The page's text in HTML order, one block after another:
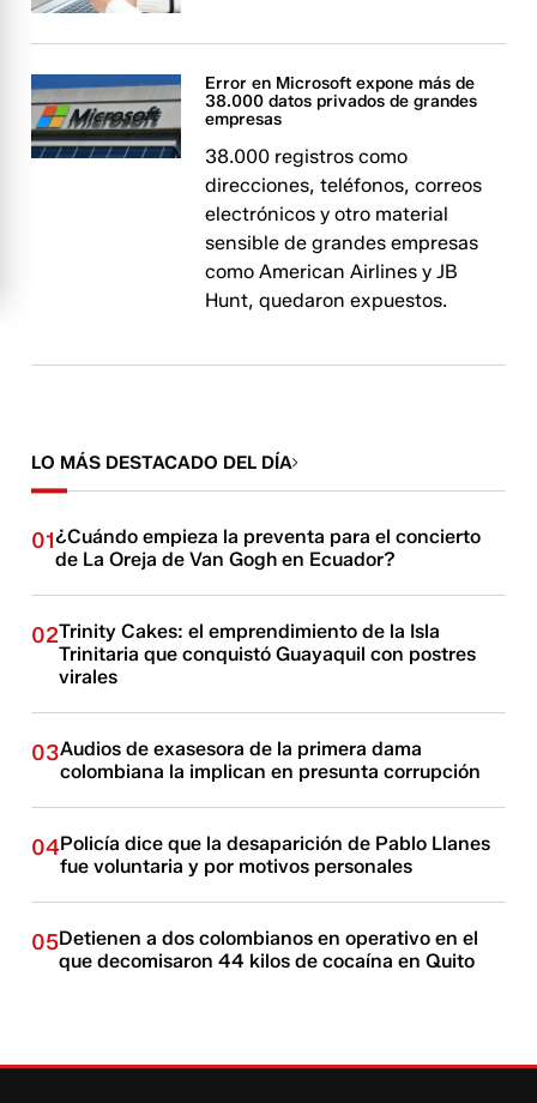
Error en Microsoft expone más de
38.000 datos privados de grandes
empresas
38.000 registros como
direcciones, teléfonos, correos
electrónicos y otro material
sensible de grandes empresas
como American Airlines y JB
Hunt, quedaron expuestos.
LO MÁS DESTACADO DEL DÍA
01¿Cuándo empieza la preventa para el concierto
de La Oreja de Van Gogh en Ecuador?
02Trinity Cakes: el emprendimiento de la Isla
Trinitaria que conquistó Guayaquil con postres
virales
03Audios de exasesora de la primera dama
colombiana la implican en presunta corrupción
04Policía dice que la desaparición de Pablo Llanes
fue voluntaria y por motivos personales
05Detienen a dos colombianos en operativo en el
que decomisaron 44 kilos de cocaína en Quito